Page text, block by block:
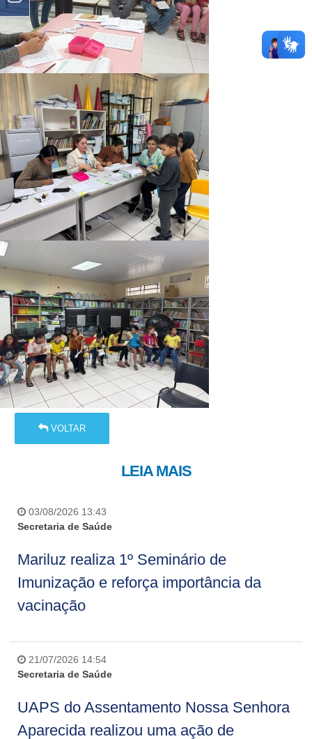
VOLTAR
LEIA MAIS
03/08/2026 13:43
Secretaria de Saúde
Mariluz realiza 1º Seminário de
Imunização e reforça importância da
vacinação
21/07/2026 14:54
Secretaria de Saúde
UAPS do Assentamento Nossa Senhora
Aparecida realizou uma ação de